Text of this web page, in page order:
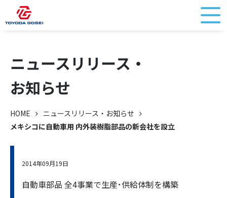
ニュースリリース・
お知らせ
HOME
ニュースリリース・お知らせ
メキシコに自動車用 内外装樹脂部品の新会社を設立
2014年09月19日
自動車部品 全4事業で生産･供給体制を構築